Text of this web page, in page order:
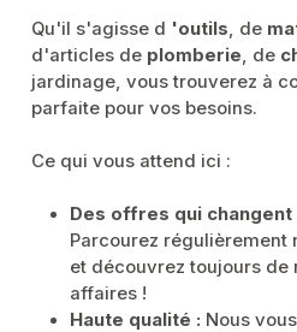
Qu'il s'agisse d 'outils, de
d'articles de plomberie, de
jardinage, vous trouverez à
parfaite pour vos besoins.
Ce qui vous attend ici :
Des offres qui
Parcourez
et découvrez toujours de
affaires !
Haute qualité : Nous